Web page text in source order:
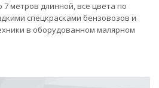
метров длинной, все цвета по
спецкрасками бензовозов и
в оборудованном малярном